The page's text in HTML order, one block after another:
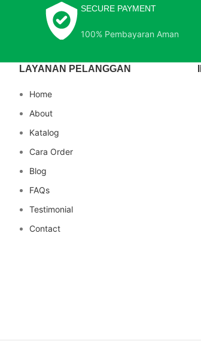
SECURE PAYMENT
100% Pembayaran Aman
LAYANAN PELANGGAN
Home
About
Katalog
Cara Order
Blog
FAQs
Testimonial
Contact